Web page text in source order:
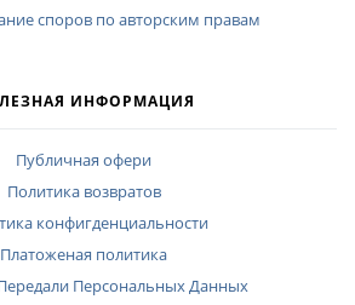
споров по авторским правам
ИНФОРМАЦИЯ
Публичная офери
Политика возвратов
конфигденциальности
Платоженая политика
Персональных Данных